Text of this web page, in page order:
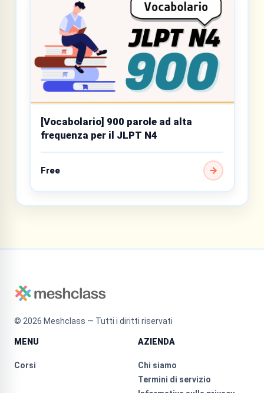
[Vocabolario] 900 parole ad alta
frequenza per il JLPT N4
Free
© 2026 Meshclass — Tutti i diritti riservati
MENU
Corsi
AZIENDA
Chi siamo
Termini di servizio